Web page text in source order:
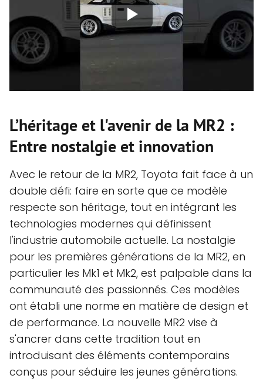
L’héritage et l'avenir de la MR2 :
Entre nostalgie et innovation
Avec le retour de la MR2, Toyota fait face à un
double défi: faire en sorte que ce modèle
respecte son héritage, tout en intégrant les
technologies modernes qui définissent
l'industrie automobile actuelle. La nostalgie
pour les premières générations de la MR2, en
particulier les Mk1 et Mk2, est palpable dans la
communauté des passionnés. Ces modèles
ont établi une norme en matière de design et
de performance. La nouvelle MR2 vise à
s'ancrer dans cette tradition tout en
introduisant des éléments contemporains
conçus pour séduire les jeunes générations.